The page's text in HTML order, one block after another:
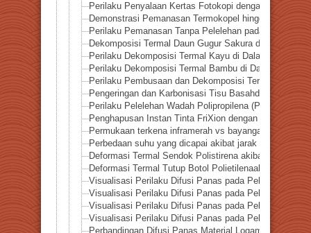
Perilaku Penyalaan Kertas Fotokopi dengan
Demonstrasi Pemanasan Termokopel hingga 1300°C
Perilaku Pemanasan Tanpa Pelelehan pada
Dekomposisi Termal Daun Gugur Sakura dengan
Perilaku Dekomposisi Termal Kayu di Dalam Tabung
Perilaku Dekomposisi Termal Bambu di Dalam
Perilaku Pembusaan dan Dekomposisi Termal
Pengeringan dan Karbonisasi Tisu Basahdalam
Perilaku Pelelehan Wadah Polipropilena (PP) akibat
Penghapusan Instan Tinta FriXion dengan
Permukaan terkena inframerah vs bayangan—
Perbedaan suhu yang dicapai akibat jarak penyinaran
Deformasi Termal Sendok Polistirena akibat
Deformasi Termal Tutup Botol Polietilenaakibat
Visualisasi Perilaku Difusi Panas pada Pelat
Visualisasi Perilaku Difusi Panas pada Pelat Titanium
Visualisasi Perilaku Difusi Panas pada Pelat Baja
Visualisasi Perilaku Difusi Panas pada Pelat
Perbandingan Difusi Panas Material Logamyang